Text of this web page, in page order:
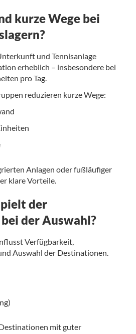
kurze Wege bei
und Tennisanlage
erheblich – insbesondere bei
pro Tag.
reduzieren kurze Wege:
Anlagen oder fußläufiger
klare Vorteile.
der
der Auswahl?
Verfügbarkeit,
Auswahl der Destinationen.
mit guter